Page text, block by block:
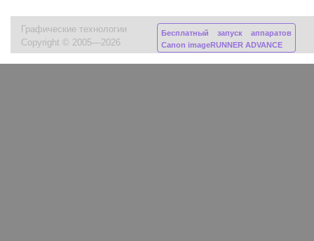
Графические технологии
Copyright © 2005—2026
Бесплатный запуск аппаратов
Canon imageRUNNER ADVANCE